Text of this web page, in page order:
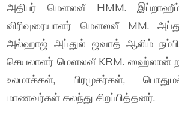
அதிபர் மெளலவீ HMM.
விரிவுரையாளர் மௌலவீ MM.
அல்ஹாஜ் அப்துல் ஜவாத் ஆலிம்
செயலாளர் மௌலவீ KRM. ஸஹ்லான்
உலமாக்கள், பிரமுகர்கள்,
மாணவர்கள் கலந்து சிறப்பித்தனர்.